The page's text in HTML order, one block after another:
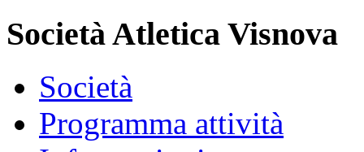
Società Atletica Visnova
Società
Programma attività